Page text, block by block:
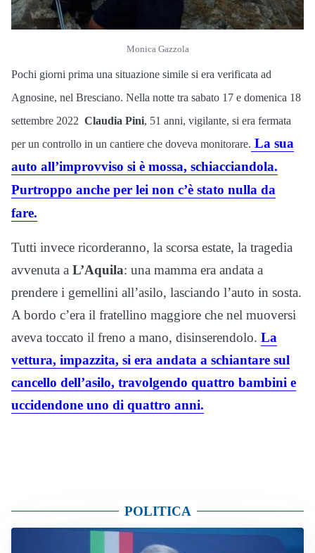
Monica Gazzola
Pochi giorni prima una situazione simile si era verificata ad
Agnosine, nel Bresciano. Nella notte tra sabato 17 e domenica 18
settembre 2022 Claudia Pini, 51 anni, vigilante, si era fermata
per un controllo in un cantiere che doveva monitorare. La sua
auto all’improvviso si è mossa, schiacciandola.
Purtroppo anche per lei non c’è stato nulla da
fare.
Tutti invece ricorderanno, la scorsa estate, la tragedia
avvenuta a L’Aquila: una mamma era andata a
prendere i gemellini all’asilo, lasciando l’auto in sosta.
A bordo c’era il fratellino maggiore che nel muoversi
aveva toccato il freno a mano, disinserendolo. La
vettura, impazzita, si era andata a schiantare sul
cancello dell’asilo, travolgendo quattro bambini e
uccidendone uno di quattro anni.
POLITICA